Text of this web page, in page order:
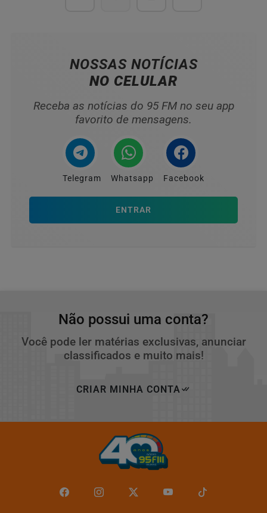
NOSSAS NOTÍCIAS
NO CELULAR
Receba as notícias do 95 FM no seu app
favorito de mensagens.
Telegram Whatsapp Facebook
ENTRAR
Não possui uma conta?
Você pode ler matérias exclusivas, anunciar
classificados e muito mais!
CRIAR MINHA CONTA